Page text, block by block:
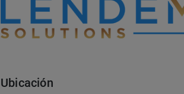
Ubicación